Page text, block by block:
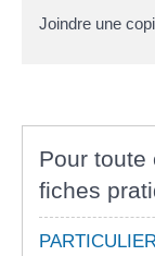
Joindre une
Pour toute
fiches